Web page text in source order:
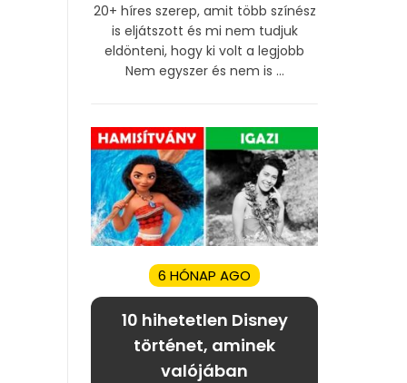
20+ híres szerep, amit több színész
is eljátszott és mi nem tudjuk
eldönteni, hogy ki volt a legjobb
Nem egyszer és nem is ...
6 HÓNAP AGO
10 hihetetlen Disney
történet, aminek
valójában